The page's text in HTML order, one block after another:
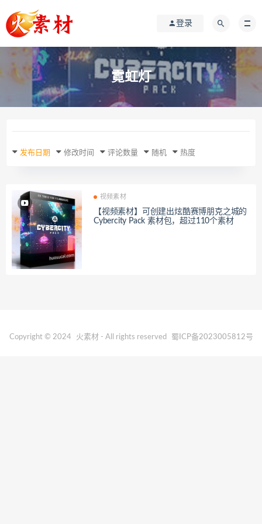
登录
霓虹灯
发布日期 修改时间 评论数量 随机 热度
视频素材
【视频素材】可创建出炫酷赛博朋克之城的
Cybercity Pack 素材包，超过110个素材
Copyright © 2024 火素材- All rights reserved 蜀ICP备2023005812号